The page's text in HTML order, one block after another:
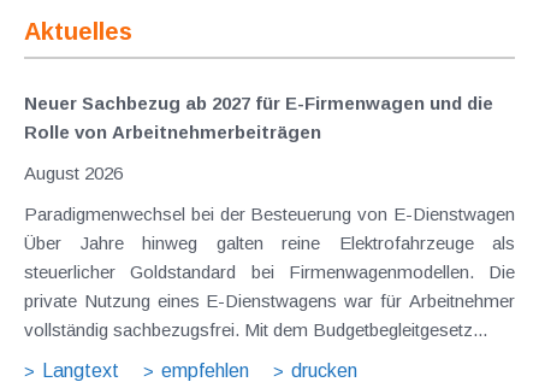
Aktuelles
Neuer Sachbezug ab 2027 für E-Firmenwagen und die
Rolle von Arbeitnehmer​­beiträgen
August 2026
Paradigmenwechsel bei der Besteuerung von E-Dienstwagen
Über Jahre hinweg galten reine Elektrofahrzeuge als
steuerlicher Goldstandard bei Firmenwagenmodellen. Die
private Nutzung eines E-Dienstwagens war für Arbeitnehmer
vollständig sachbezugsfrei. Mit dem Budgetbegleitgesetz...
Langtext
empfehlen drucken